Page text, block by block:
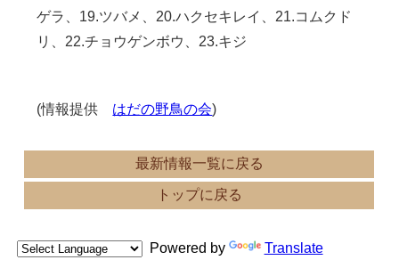
ゲラ、19.ツバメ、20.ハクセキレイ、21.コムクド
リ、22.チョウゲンボウ、23.キジ
(情報提供 はだの野鳥の会)
最新情報一覧に戻る
トップに戻る
Powered by Translate